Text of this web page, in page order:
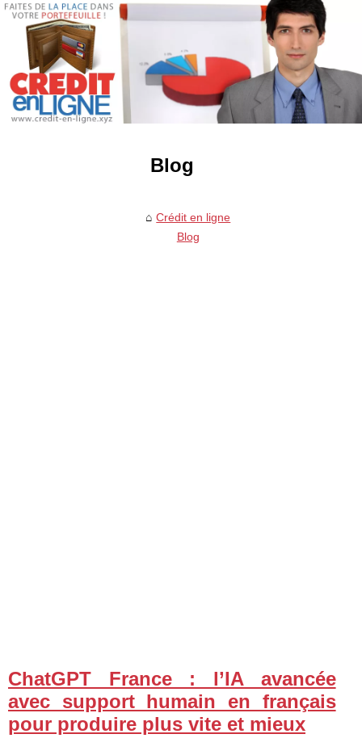
Blog
Crédit en ligne
Blog
ChatGPT France : l’IA avancée
avec support humain en français
pour produire plus vite et mieux